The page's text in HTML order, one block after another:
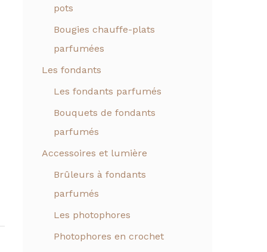
pots
Bougies chauffe-plats
parfumées
Les fondants
Les fondants parfumés
Bouquets de fondants
parfumés
Accessoires et lumière
Brûleurs à fondants
parfumés
Les photophores
Photophores en crochet